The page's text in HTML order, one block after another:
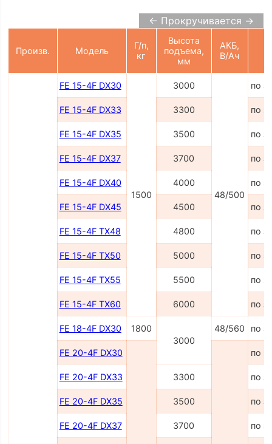
← Прокручивается →
Произв. Модель
Г/п,
кг
Высота
подъема,
мм
АКБ,
В/Ач
FE 15-4F DX30
1500
3000
48/500
по
FE 15-4F DX33 3300 по
FE 15-4F DX35 3500 по
FE 15-4F DX37 3700 по
FE 15-4F DX40 4000 по
FE 15-4F DX45 4500 по
FE 15-4F TX48 4800 по
FE 15-4F TX50 5000 по
FE 15-4F TX55 5500 по
FE 15-4F TX60 6000 по
FE 18-4F DX30
1800
3000
48/560 по
FE 20-4F DX30 по
FE 20-4F DX33 3300 по
FE 20-4F DX35 3500 по
FE 20-4F DX37 3700 по